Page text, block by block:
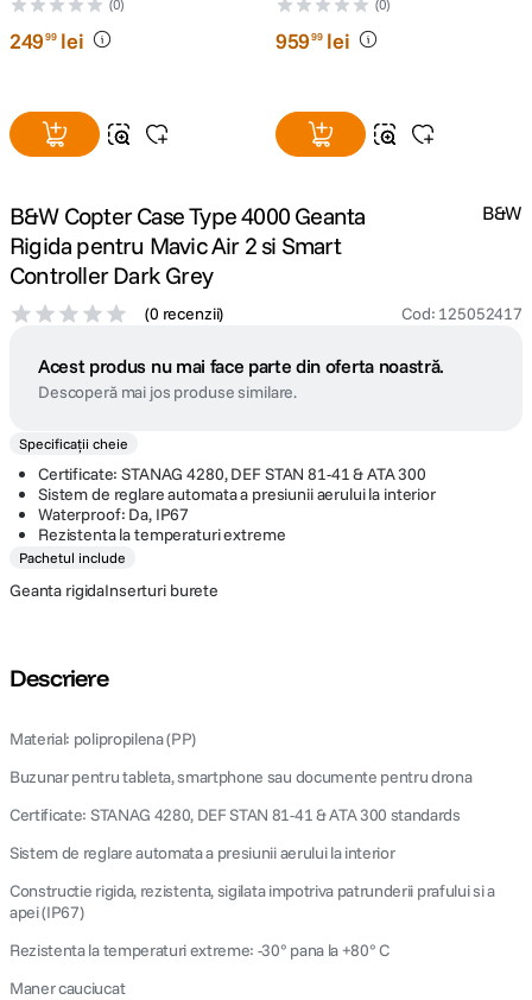
10 . dji osmo
(0)
24999 lei
(0)
95999 lei
B&W Copter Case Type 4000 Geanta
Rigida pentru Mavic Air 2 si Smart
Controller Dark Grey
(0 recenzii) Cod: 125052417
B&W
Acest produs nu mai face parte din oferta noastră.
Descoperă mai jos produse similare.
Specificații cheie
Certificate: STANAG 4280, DEF STAN 81-41 & ATA 300
Sistem de reglare automata a presiunii aerului la interior
Waterproof: Da, IP67
Rezistenta la temperaturi extreme
Pachetul include
Geanta rigidaInserturi burete
Descriere
Material: polipropilena (PP)
Buzunar pentru tableta, smartphone sau documente pentru drona
Certificate: STANAG 4280, DEF STAN 81-41 & ATA 300 standards
Sistem de reglare automata a presiunii aerului la interior
Constructie rigida, rezistenta, sigilata impotriva patrunderii prafului si a
apei (IP67)
Rezistenta la temperaturi extreme: -30° pana la +80° C
Maner cauciucat